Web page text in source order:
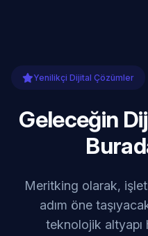
Yenilikçi Dijital Çözümler
Geleceğin
Meritking olarak,
adım öne
teknolojik altyapı